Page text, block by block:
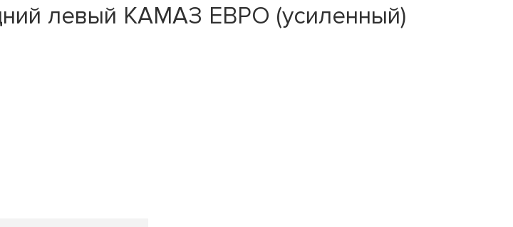
левый КАМАЗ ЕВРО (усиленный)